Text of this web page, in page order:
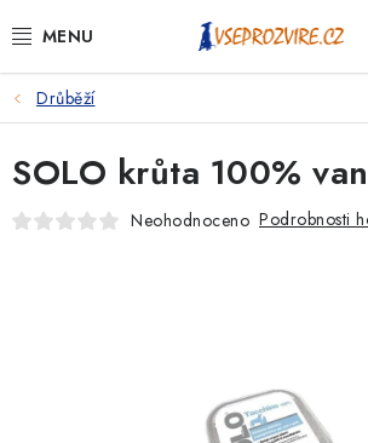
na
PSI
KOČKY
KONĚ
Drůběží
SOLO krůta 100%
Neohodnoceno Podrobnosti